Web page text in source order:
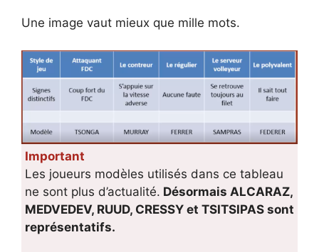
Une image vaut mieux que mille mots.
Important
Les joueurs modèles utilisés dans ce tableau
ne sont plus d’actualité. Désormais ALCARAZ,
MEDVEDEV, RUUD, CRESSY et TSITSIPAS sont
représentatifs.